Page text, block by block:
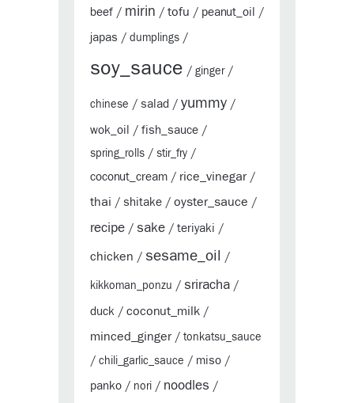
beef / mirin / tofu / peanut_oil /
japas / dumplings /
soy_sauce / ginger/
chinese / salad / yummy /
wok_oil / fish_sauce /
spring_rolls / stir_fry /
coconut_cream / rice_vinegar/
thai / shitake / oyster_sauce /
recipe / sake / teriyaki /
chicken / sesame_oil /
kikkoman_ponzu / sriracha /
duck / coconut_milk /
minced_ginger/ tonkatsu_sauce
/ chili_garlic_sauce / miso /
panko / nori / noodles /